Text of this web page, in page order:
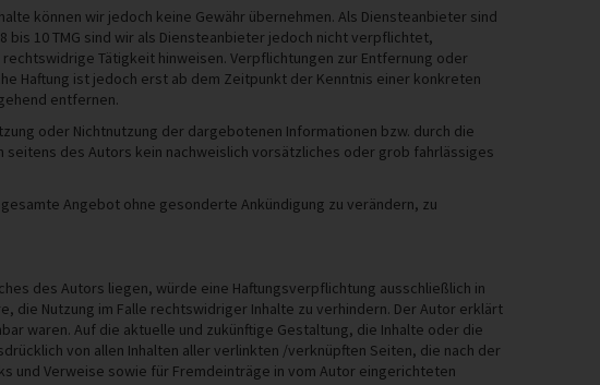
können wir jedoch keine Gewähr übernehmen. Als Diensteanbieter sind
bis 10 TMG sind wir als Diensteanbieter jedoch nicht verpflichtet,
Tätigkeit hinweisen. Verpflichtungen zur Entfernung oder
Haftung ist jedoch erst ab dem Zeitpunkt der Kenntnis einer konkreten
entfernen.
oder Nichtnutzung der dargebotenen Informationen bzw. durch die
des Autors kein nachweislich vorsätzliches oder grob fahrlässiges
Angebot ohne gesonderte Ankündigung zu verändern, zu
des Autors liegen, würde eine Haftungsverpflichtung ausschließlich in
die Nutzung im Falle rechtswidriger Inhalte zu verhindern. Der Autor erklärt
waren. Auf die aktuelle und zukünftige Gestaltung, die Inhalte oder die
von allen Inhalten aller verlinkten /verknüpften Seiten, die nach der
und Verweise sowie für Fremdeinträge in vom Autor eingerichteten